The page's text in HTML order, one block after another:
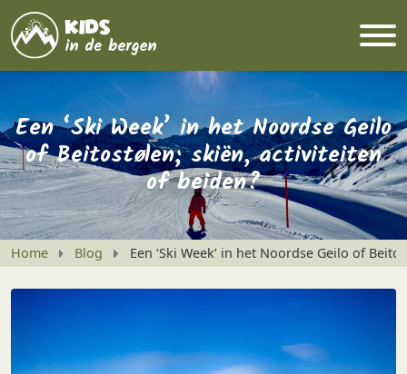
Een ‘Ski Week’ in het Noordse Geilo
of Beitostølen; skiën, activiteiten
of beiden?
Home Blog Een ‘Ski Week’ in het Noordse Geilo of